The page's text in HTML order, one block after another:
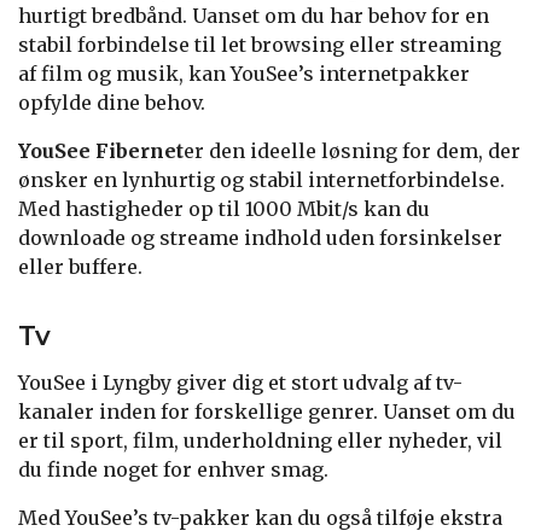
hurtigt bredbånd. Uanset om du har behov for en
stabil forbindelse til let browsing eller streaming
af film og musik, kan YouSee’s internetpakker
opfylde dine behov.
YouSee Fiberneter den ideelle løsning for dem, der
ønsker en lynhurtig og stabil internetforbindelse.
Med hastigheder op til 1000 Mbit/s kan du
downloade og streame indhold uden forsinkelser
eller buffere.
Tv
YouSee i Lyngby giver dig et stort udvalg af tv-
kanaler inden for forskellige genrer. Uanset om du
er til sport, film, underholdning eller nyheder, vil
du finde noget for enhver smag.
Med YouSee’s tv-pakker kan du også tilføje ekstra